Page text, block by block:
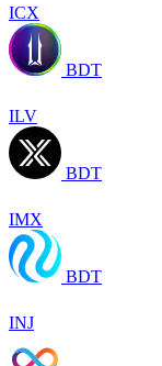
ICX
BDT
ILV
BDT
IMX
BDT
INJ